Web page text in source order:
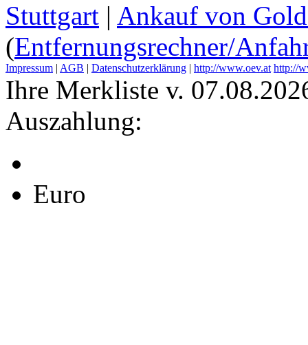
Stuttgart | Ankauf von
(Entfernungsrechner/
Impressum | AGB | Datenschutzerklärung | http://www.oev.at http://
Ihre Merkliste v.
Auszahlung:
Euro